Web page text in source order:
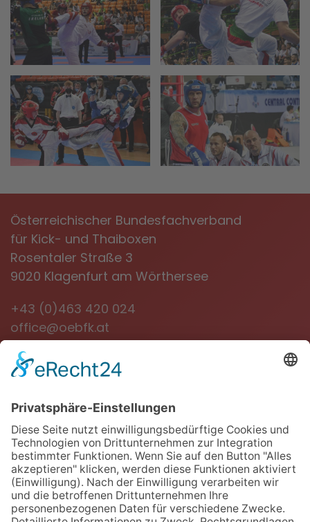
Österreichischer Bundesfachverband
für Kick- und Thaiboxen
Rosentaler Straße 3
9020 Klagenfurt am Wörthersee
+43 (0)463 420 024
office@oebfk.at
NEWSLETTER